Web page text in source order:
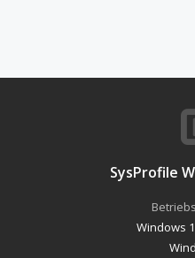
SysProfile
Windows